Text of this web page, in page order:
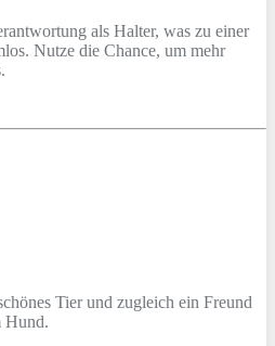
als Halter, was zu einer
Nutze die Chance, um mehr
Tier und zugleich ein Freund
Hund.